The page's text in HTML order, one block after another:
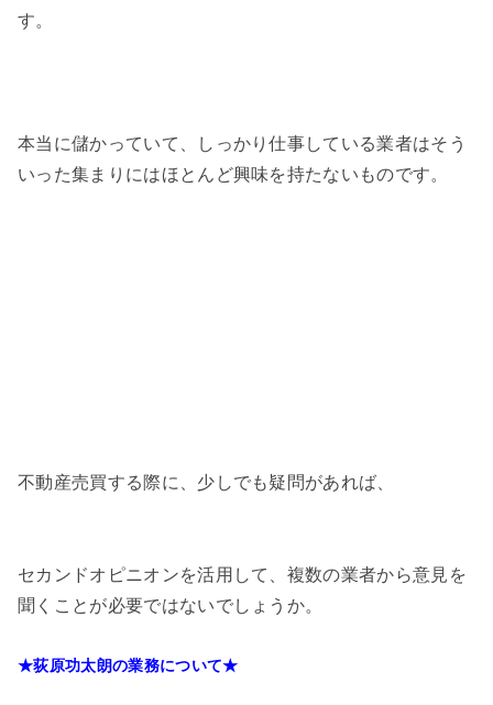
す。
本当に儲かっていて、しっかり仕事している業者はそう
いった集まりにはほとんど興味を持たないものです。
不動産売買する際に、少しでも疑問があれば、
セカンドオピニオンを活用して、複数の業者から意見を
聞くことが必要ではないでしょうか。
★荻原功太朗の業務について★